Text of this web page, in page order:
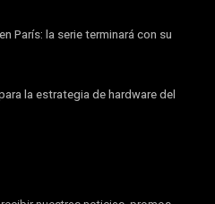
París: la serie terminará con su
la estrategia de hardware del